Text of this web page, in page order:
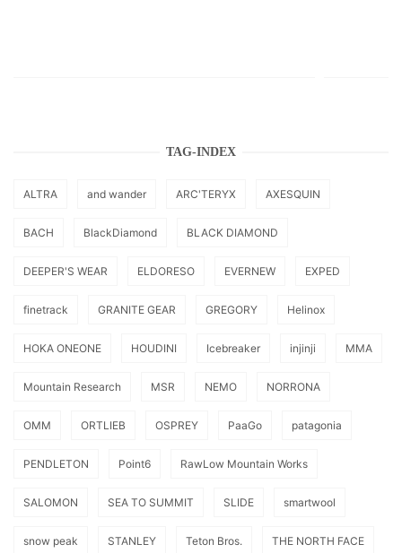
TAG-INDEX
ALTRA and wander ARC'TERYX AXESQUIN
BACH BlackDiamond BLACK DIAMOND
DEEPER'S WEAR ELDORESO EVERNEW EXPED
finetrack GRANITE GEAR GREGORY Helinox
HOKA ONEONE HOUDINI Icebreaker injinji MMA
Mountain Research MSR NEMO NORRONA
OMM ORTLIEB OSPREY PaaGo patagonia
PENDLETON Point6 RawLow Mountain Works
SALOMON SEA TO SUMMIT SLIDE smartwool
snow peak STANLEY Teton Bros. THE NORTH FACE